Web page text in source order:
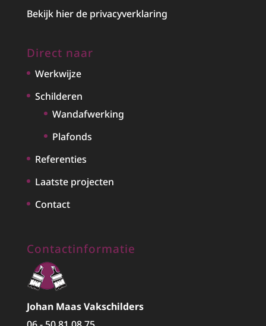
Bekijk hier de privacyverklaring
Direct naar
Werkwijze
Schilderen
Wandafwerking
Plafonds
Referenties
Laatste projecten
Contact
Contactinformatie
Johan Maas Vakschilders